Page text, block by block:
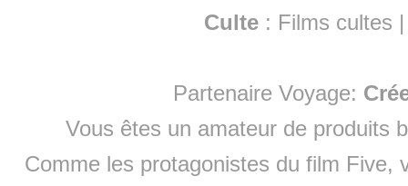
Culte : Films cultes
Partenaire Voyage:
Vous êtes un amateur de produits
Comme les protagonistes du film Five,